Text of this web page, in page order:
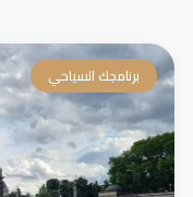
برنامجك السياحي